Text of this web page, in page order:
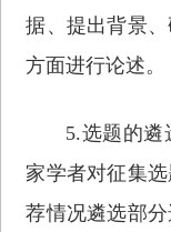
据、提出背景
方面进行论述。
5.选题的
家学者对征集
荐情况遴选部